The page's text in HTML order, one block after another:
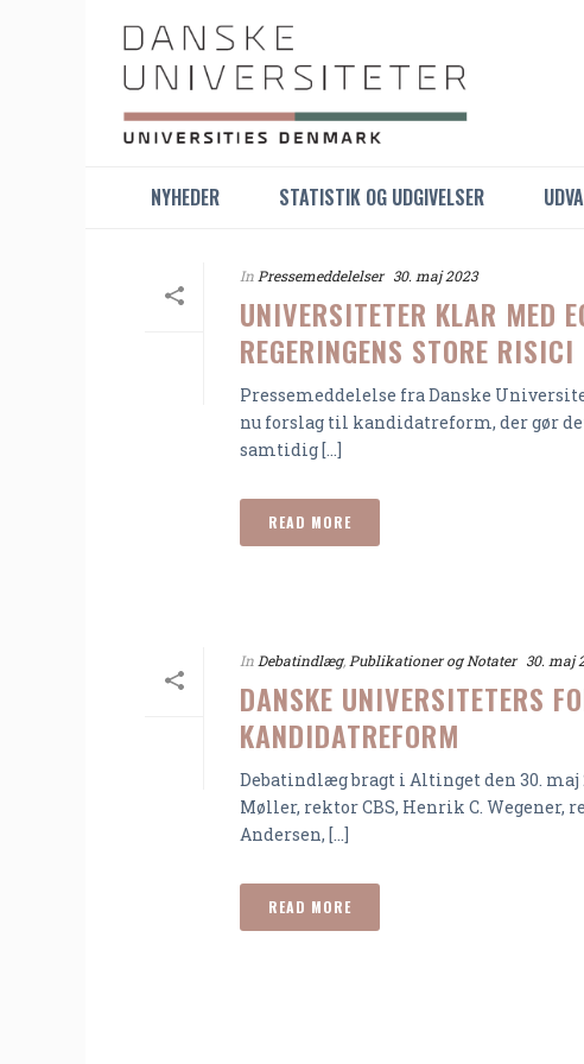
NYHEDER STATISTIK OG UDGIVELSER
In Pressemeddelelser 30. maj 2023
UNIVERSITETER KLAR MED
REGERINGENS STORE RISICI
Pressemeddelelse fra Danske
nu forslag til kandidatreform, der gør
samtidig [...]
READ MORE
In Debatindlæg, Publikationer og Notater 30. maj
DANSKE UNIVERSITETERS
KANDIDATREFORM
Debatindlæg bragt i Altinget den 30.
Møller, rektor CBS, Henrik C. Wegener,
Andersen, [...]
READ MORE